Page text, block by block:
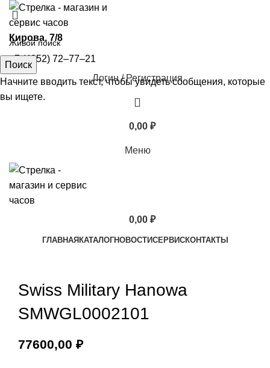
​Кирова, 7/8
+7 (4852) 72‒77‒21
Логин / Регистрация
0,00 ₽
Меню
0,00 ₽
ГЛАВНАЯ КАТАЛОГНОВОСТИСЕРВИСКОНТАКТЫ
Swiss Military Hanowa
SMWGL0002101
77600,00 ₽
Поиск
Начните вводить текст, чтобы увидеть сообщения, которые
вы ищете.